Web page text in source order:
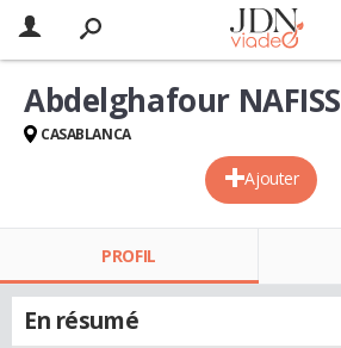
Ajouter
Abdelghafour NAFISS
CASABLANCA
PROFIL
En résumé